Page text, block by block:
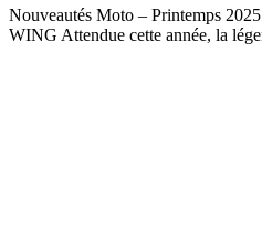
Nouveautés Moto – Printemps
WING Attendue cette année, la